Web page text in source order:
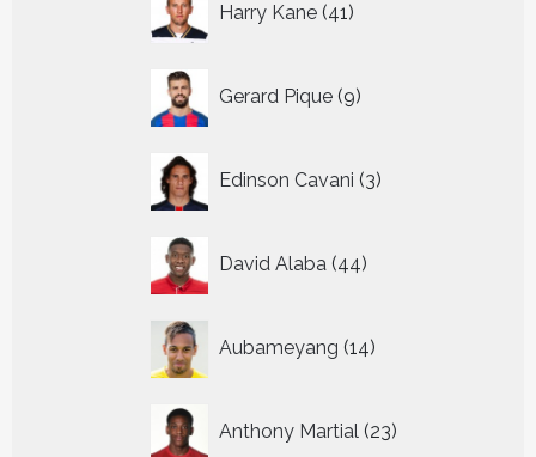
Harry Kane 41
producten
Gerard Pique 9
producten
Edinson Cavani 3
producten
David Alaba 44
producten
Aubameyang 14
producten
Anthony Martial 23
producten